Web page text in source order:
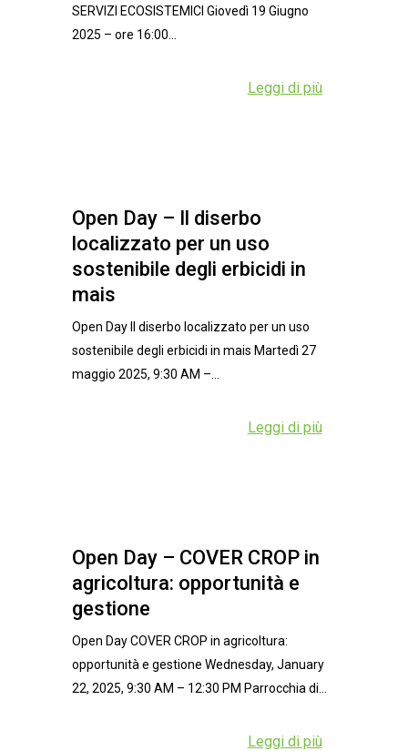
SERVIZI ECOSISTEMICI Giovedì 19 Giugno
2025 – ore 16:00...
Leggi di più
Open Day – Il diserbo
localizzato per un uso
sostenibile degli erbicidi in
mais
Open Day Il diserbo localizzato per un uso
sostenibile degli erbicidi in mais Martedì 27
maggio 2025, 9:30 AM –...
Leggi di più
Open Day – COVER CROP in
agricoltura: opportunità e
gestione
Open Day COVER CROP in agricoltura:
opportunità e gestione Wednesday, January
22, 2025, 9:30 AM – 12:30 PM Parrocchia di...
Leggi di più